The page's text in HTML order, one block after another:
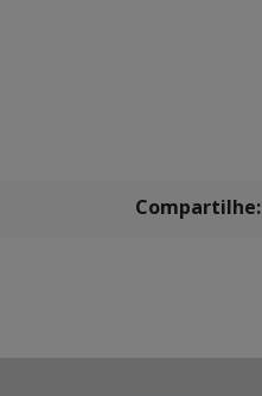
Compartilhe: